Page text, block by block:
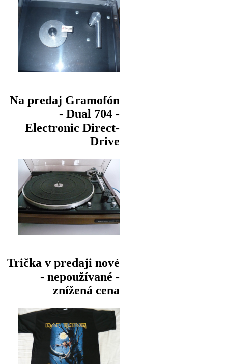
Na predaj Gramofón
- Dual 704 -
Electronic Direct-
Drive
Trička v predaji nové
- nepoužívané -
znížená cena